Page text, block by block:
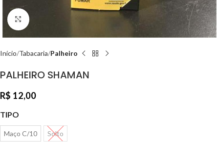
Clique para ampliar
Início Tabacaria Palheiro
PALHEIRO SHAMAN
R$ 12,00
TIPO
Maço C/10 Solto